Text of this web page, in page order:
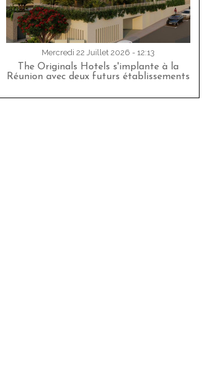
Mercredi 22 Juillet 2026 - 12:13
The Originals Hotels s'implante à la
Réunion avec deux futurs établissements